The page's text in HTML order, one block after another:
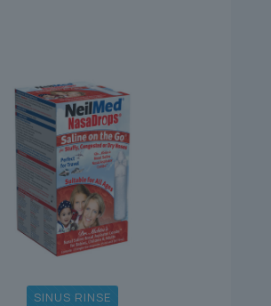
SINUS RINSE